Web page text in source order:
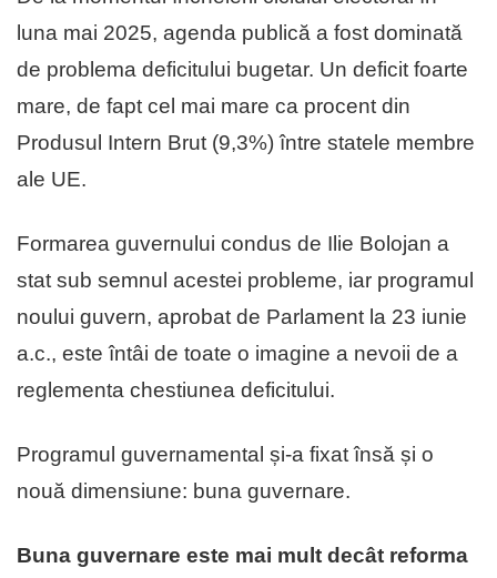
luna mai 2025, agenda publică a fost dominată
de problema deficitului bugetar. Un deficit foarte
mare, de fapt cel mai mare ca procent din
Produsul Intern Brut (9,3%) între statele membre
ale UE.
Formarea guvernului condus de Ilie Bolojan a
stat sub semnul acestei probleme, iar programul
noului guvern, aprobat de Parlament la 23 iunie
a.c., este întâi de toate o imagine a nevoii de a
reglementa chestiunea deficitului.
Programul guvernamental și-a fixat însă și o
nouă dimensiune: buna guvernare.
Buna guvernare este mai mult decât reforma